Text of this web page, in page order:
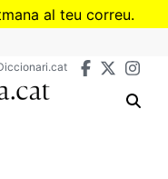
al teu correu.
Divulcat